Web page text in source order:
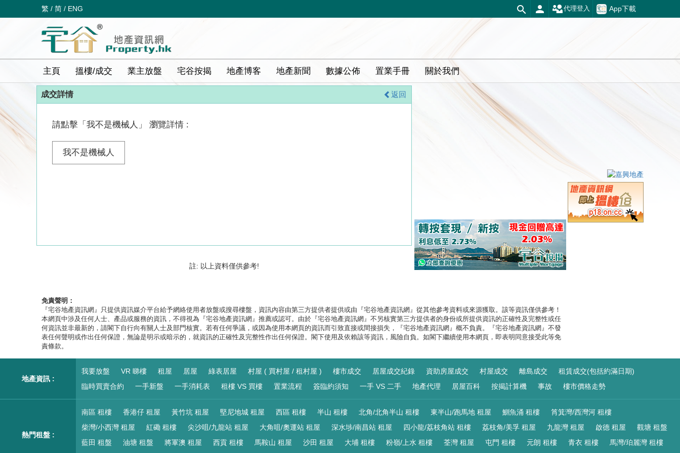
繁 / 简 / ENG App下載
代理登入
主頁 搵樓/成交 業主放盤 宅谷按揭 地產博客 地產新聞 數據公佈 置業手冊 關於我們
成交詳情 返回
請點擊「我不是機械人」 瀏覽詳情 :
我不是機械人
註: 以上資料僅供參考!
免責聲明：
『宅谷地產資訊網』只提供資訊媒介平台給予網絡使用者放盤或搜尋樓盤，資訊內容由第三方提供者提供或由『宅谷地產資訊網』從其他參考資料或來源獲取。該等資訊僅供參考！
本網頁中涉及任何人士、產品或服務的資訊，不得視為『宅谷地產資訊網』推薦或認可。由於『宅谷地產資訊網』不另核實第三方提供者的身份或所提供資訊的正確性及完整性或任
何資訊並非最新的，請閣下自行向有關人士及部門核實。若有任何爭議，或因為使用本網頁的資訊而引致直接或間接損失，『宅谷地產資訊網』概不負責。『宅谷地產資訊網』不發
表任何聲明或作出任何保證，無論是明示或暗示的，就資訊的正確性及完整性作出任何保證。閣下使用及依賴該等資訊，風險自負。如閣下繼續使用本網頁，即表明同意接受此等免
責條款。
地產資訊 :
我要放盤 VR 睇樓 租屋 居屋 綠表居屋 村屋 ( 買村屋 / 租村屋 ) 樓市成交 居屋成交紀錄 資助房屋成交 村屋成交 離島成交
租賃成交(包括約滿日期)
臨時買賣合約
一手新盤 一手消耗表 租樓 VS 買樓 置業流程 簽臨約須知 一手 VS 二手 地產代理 居屋百科 按揭計算機 事故 樓市價格走勢
熱門租盤 :
南區 租樓 香港仔 租屋 黃竹坑 租屋 堅尼地城 租屋 西區 租樓 半山 租樓 北角/北角半山 租樓 東半山/跑馬地 租屋 鰂魚涌 租樓
筲箕灣/西灣河 租樓
柴灣/小西灣 租屋
紅磡 租樓 尖沙咀/九龍站 租屋 大角咀/奧運站 租屋 深水埗/南昌站 租屋 四小龍/荔枝角站 租樓 荔枝角/美孚 租屋 九龍灣 租屋 啟德 租屋
觀塘 租盤
藍田 租盤
油塘 租盤 將軍澳 租屋 西貢 租樓 馬鞍山 租屋 沙田 租屋 大埔 租樓 粉嶺/上水 租樓 荃灣 租屋 屯門 租樓 元朗 租樓 青衣 租樓 馬灣/珀麗灣 租樓